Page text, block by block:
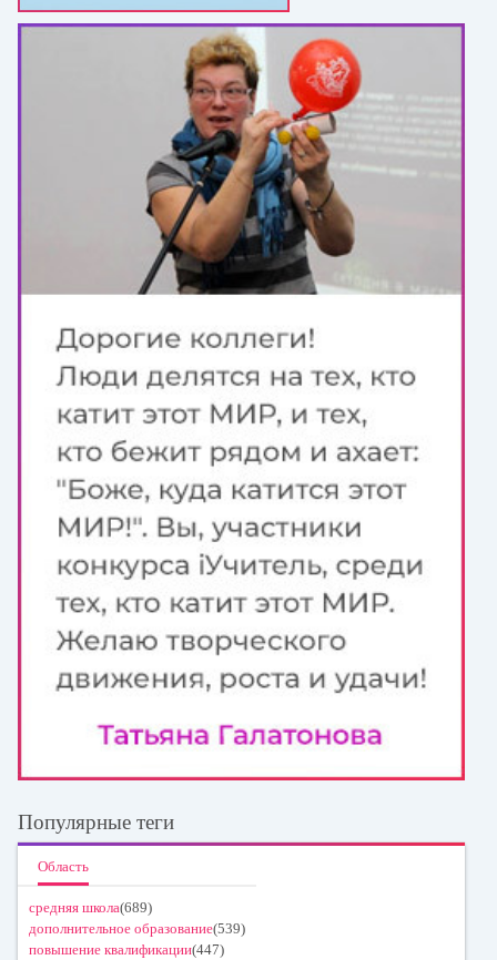
Популярные теги
Область
средняя школа(689)
дополнительное образование(539)
повышение квалификации(447)